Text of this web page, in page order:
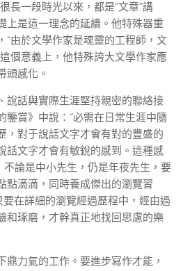
長一段時光以來，都是“文章”講
上是這一理念的延續。他特殊器重
“由於文學作家是魂靈的工程師，文
個意義上，他特殊誇大文學作家應
頭感化。
說話與實際生涯堅持親密的聯絡接
鑒賞》中說：“必需在日常生涯中隨
，對于說話文字才會有對的豐盛的
話文字才會有敏銳的感到。這種感
不論是中小先生，仍是年夜先生，要
點滴滴，同時養成傑出的瀏覽習
要在詳細的瀏覽經過歷程中，經由過
和琢磨，才幹真正地找回思慮的樂
鼎力氣的工作。要進步寫作才能，